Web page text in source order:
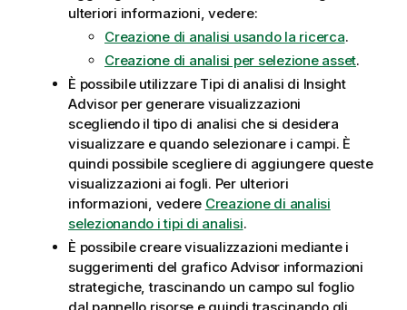
ulteriori informazioni, vedere:
Creazione di analisi usando la ricerca.
Creazione di analisi per selezione asset.
È possibile utilizzare Tipi di analisi di Insight
Advisorper generare visualizzazioni
scegliendo il tipo di analisi che si desidera
visualizzare e quando selezionare i campi. È
quindi possibile scegliere di aggiungere queste
visualizzazioni ai fogli. Per ulteriori
informazioni, vedere Creazione di analisi
selezionando i tipi di analisi.
È possibile creare visualizzazioni mediante i
suggerimenti del grafico Advisor informazioni
strategiche, trascinando un campo sul foglio